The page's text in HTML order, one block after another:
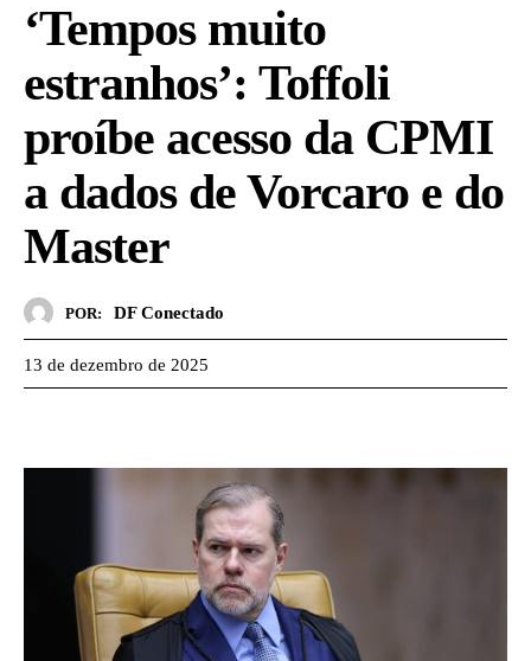
‘Tempos muito
estranhos’: Toffoli
proíbe acesso da CPMI
a dados de Vorcaro e do
Master
POR: DF Conectado
13 de dezembro de 2025